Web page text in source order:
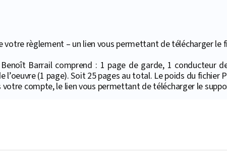
règlement – un lien vous permettant de télécharger le
Barrail comprend : 1 page de garde, 1 conducteur
(1 page). Soit 25 pages au total. Le poids du fichier
votre compte, le lien vous permettant de télécharger le